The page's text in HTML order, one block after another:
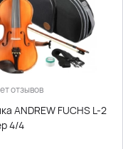
отзывов
ANDREW FUCHS L-2
4/4